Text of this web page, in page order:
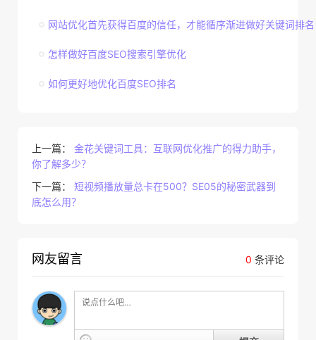
网站优化首先获得百度的信任，才能循序渐进做好关键词排名
怎样做好百度SEO搜索引擎优化
如何更好地优化百度SEO排名
上一篇： 金花关键词工具：互联网优化推广的得力助手，
你了解多少？
下一篇： 短视频播放量总卡在500？SE05的秘密武器到
底怎么用？
0 条评论
网友留言